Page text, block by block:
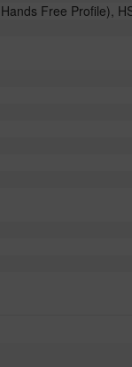
Free Profile),